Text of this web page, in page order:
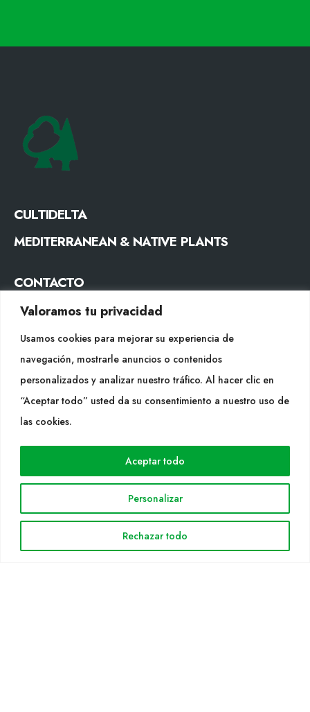
Valoramos tu privacidad
Usamos cookies para mejorar su experiencia de
navegación, mostrarle anuncios o contenidos
personalizados y analizar nuestro tráfico. Al hacer clic en
“Aceptar todo” usted da su consentimiento a nuestro uso de
las cookies.
Personalizar
Rechazar todo
Aceptar todo
CULTIDELTA
MEDITERRANEAN & NATIVE PLANTS
CONTACTO
Tel. +34 977053013
SÍGUENOS
WEB
Cultidelta
Solicitud Catálogo